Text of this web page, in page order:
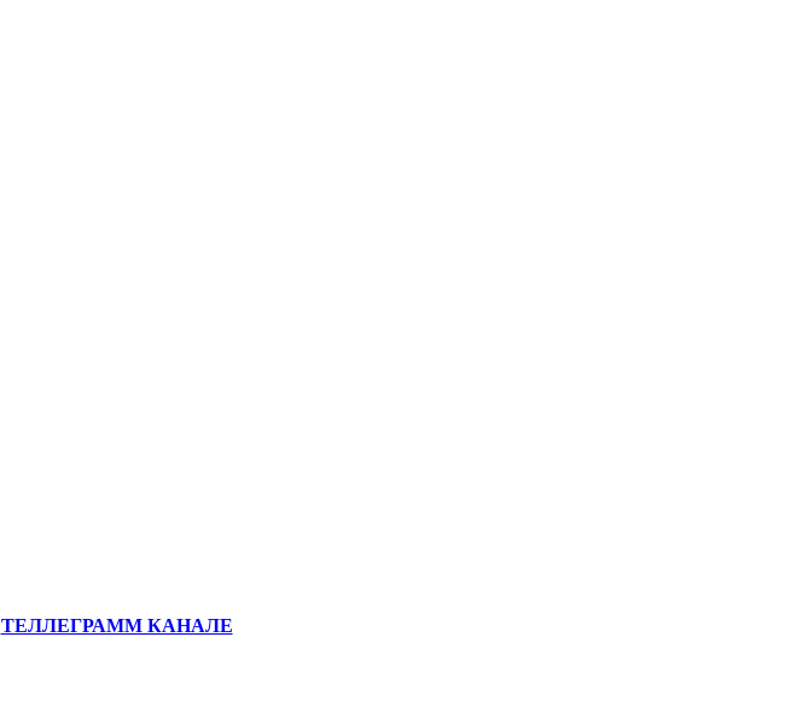
ТЕЛЛЕГРАММ КАНАЛЕ